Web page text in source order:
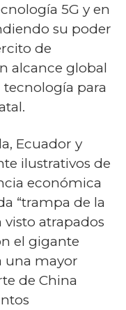
5G y en
su poder
de
alcance global
tecnología para
Ecuador y
ilustrativos de
económica
“trampa de la
visto atrapados
el gigante
una mayor
de China